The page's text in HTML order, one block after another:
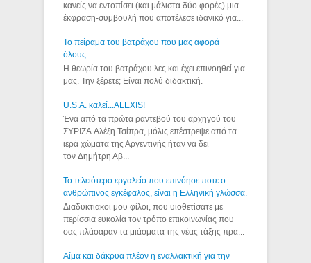
κανείς να εντοπίσει (και μάλιστα δύο φορές) μια
έκφραση-συμβουλή που αποτέλεσε ιδανικό για...
Το πείραμα του βατράχου που μας αφορά
όλους...
Η θεωρία του βατράχου λες και έχει επινοηθεί για
μας. Την ξέρετε; Είναι πολύ διδακτική.
U.S.A. καλεί...ALEXIS!
Ένα από τα πρώτα ραντεβού του αρχηγού του
ΣΥΡΙΖΑ Αλέξη Τσίπρα, μόλις επέστρεψε από τα
ιερά χώματα της Αργεντινής ήταν να δει
τον Δημήτρη Αβ...
Το τελειότερο εργαλείο που επινόησε ποτε ο
ανθρώπινος εγκέφαλος, είναι η Ελληνική γλώσσα.
Διαδυκτιακοί μου φίλοι, που υιοθετίσατε με
περίσσια ευκολία τον τρόπο επικοινωνίας που
σας πλάσαραν τα μιάσματα της νέας τάξης πρα...
Αίμα και δάκρυα πλέον η εναλλακτική για την